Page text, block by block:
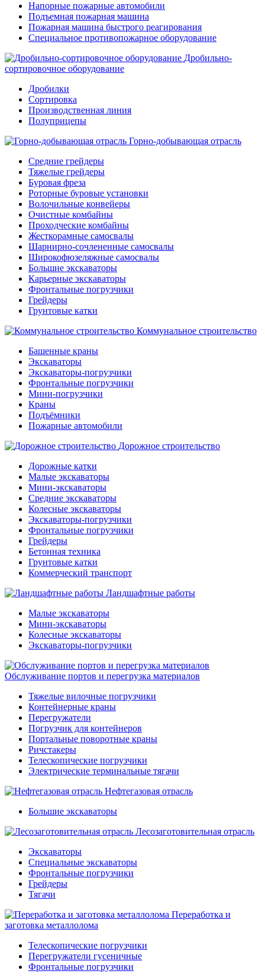
Напорные пожарные автомобили
Подъемная пожарная машина
Пожарная машина быстрого реагирования
Специальное противопожарное оборудование
Дробильно-
сортировочное оборудование
Дробилки
Сортировка
Производственная линия
Полуприцепы
Горно-добывающая отрасль
Средние грейдеры
Тяжелые грейдеры
Буровая фреза
Роторные буровые установки
Волочильные конвейеры
Очистные комбайны
Проходческие комбайны
Жесткорамные самосвалы
Шарнирно-сочлененные самосвалы
Широкофюзеляжные самосвалы
Большие экскаваторы
Карьерные экскаваторы
Фронтальные погрузчики
Грейдеры
Грунтовые катки
Коммунальное строительство
Башенные краны
Экскаваторы
Экскаваторы-погрузчики
Фронтальные погрузчики
Мини-погрузчики
Краны
Подъёмники
Пожарные автомобили
Дорожное строительство
Дорожные катки
Малые экскаваторы
Мини-экскаваторы
Средние экскаваторы
Колесные экскаваторы
Экскаваторы-погрузчики
Фронтальные погрузчики
Грейдеры
Бетонная техника
Грунтовые катки
Коммерческий транспорт
Ландшафтные работы
Малые экскаваторы
Мини-экскаваторы
Колесные экскаваторы
Экскаваторы-погрузчики
Обслуживание портов и перегрузка материалов
Тяжелые вилочные погрузчики
Контейнерные краны
Перегружатели
Погрузчик для контейнеров
Портальные поворотные краны
Ричстакеры
Телескопические погрузчики
Электрические терминальные тягачи
Нефтегазовая отрасль
Большие экскаваторы
Лесозаготовительная отрасль
Экскаваторы
Специальные экскаваторы
Фронтальные погрузчики
Грейдеры
Тягачи
Переработка и
заготовка металлолома
Телескопические погрузчики
Перегружатели гусеничные
Фронтальные погрузчики